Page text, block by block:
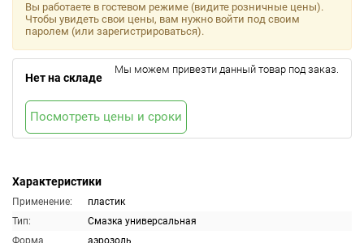
Характеристики
Применение:
пластик
Тип:
Смазка универсальная
Форма
аэрозоль
Вы работаете в гостевом режиме (видите розничные цены).
Чтобы увидеть свои цены, вам нужно войти под своим
паролем (или зарегистрироваться).
Нет на складе
Мы можем привезти данный товар под заказ.
Посмотреть цены и сроки